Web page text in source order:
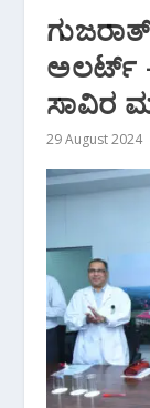
ಅಲರ್ಟ್
ಸಾವಿರ
29 August 2024